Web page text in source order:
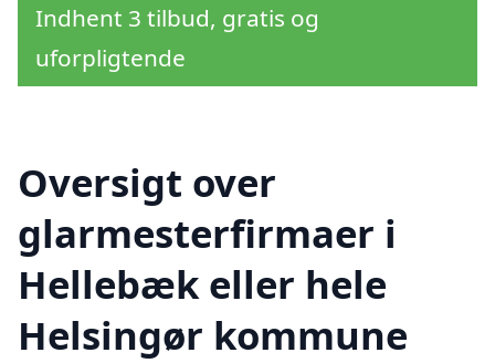
Indhent 3 tilbud, gratis og
uforpligtende
Oversigt over
glarmesterfirmaer i
Hellebæk eller hele
Helsingør kommune